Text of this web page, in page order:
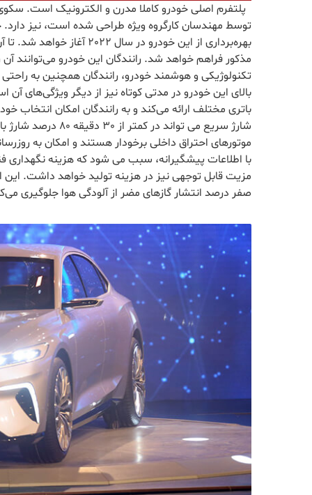
پلتفرم اصلی خودرو کاملا مدرن و الکترونیک است.
توسط مهندسان کارگروه ویژه طراحی شده است، نیز
بهره‌برداری از این خودرو
مذکور فراهم خواهد شد. رانندگان این خودرو می‌توانند آن
تکنولوژیکی و هوشمند خودرو، رانندگان همچنین به
باتری مختلف ارائه می‌کند و به رانندگان امکان انتخاب
شارژ سریع می
موتورهای احتراق داخلی برخودار هستند و امکان به
با اطلاعات پیشگیرانه، سبب می شود که هزینه نگهداری
مزیت قابل توجهی نیز در هزینه تولید خواهد داشت.
صفر درصد انتشار گازهای مضر از آلودگی هوا جلوگیری